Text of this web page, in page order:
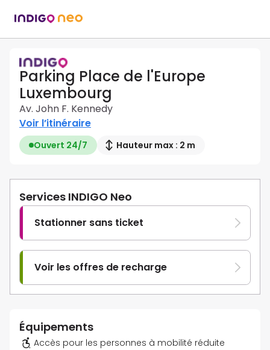
Parking Place de l'Europe
Luxembourg
Av. John F. Kennedy
Voir l’itinéraire
Ouvert 24/7 Hauteur max : 2 m
Services INDIGO Neo
Stationner sans ticket
Voir les offres de recharge
Équipements
Accès pour les personnes à mobilité réduite